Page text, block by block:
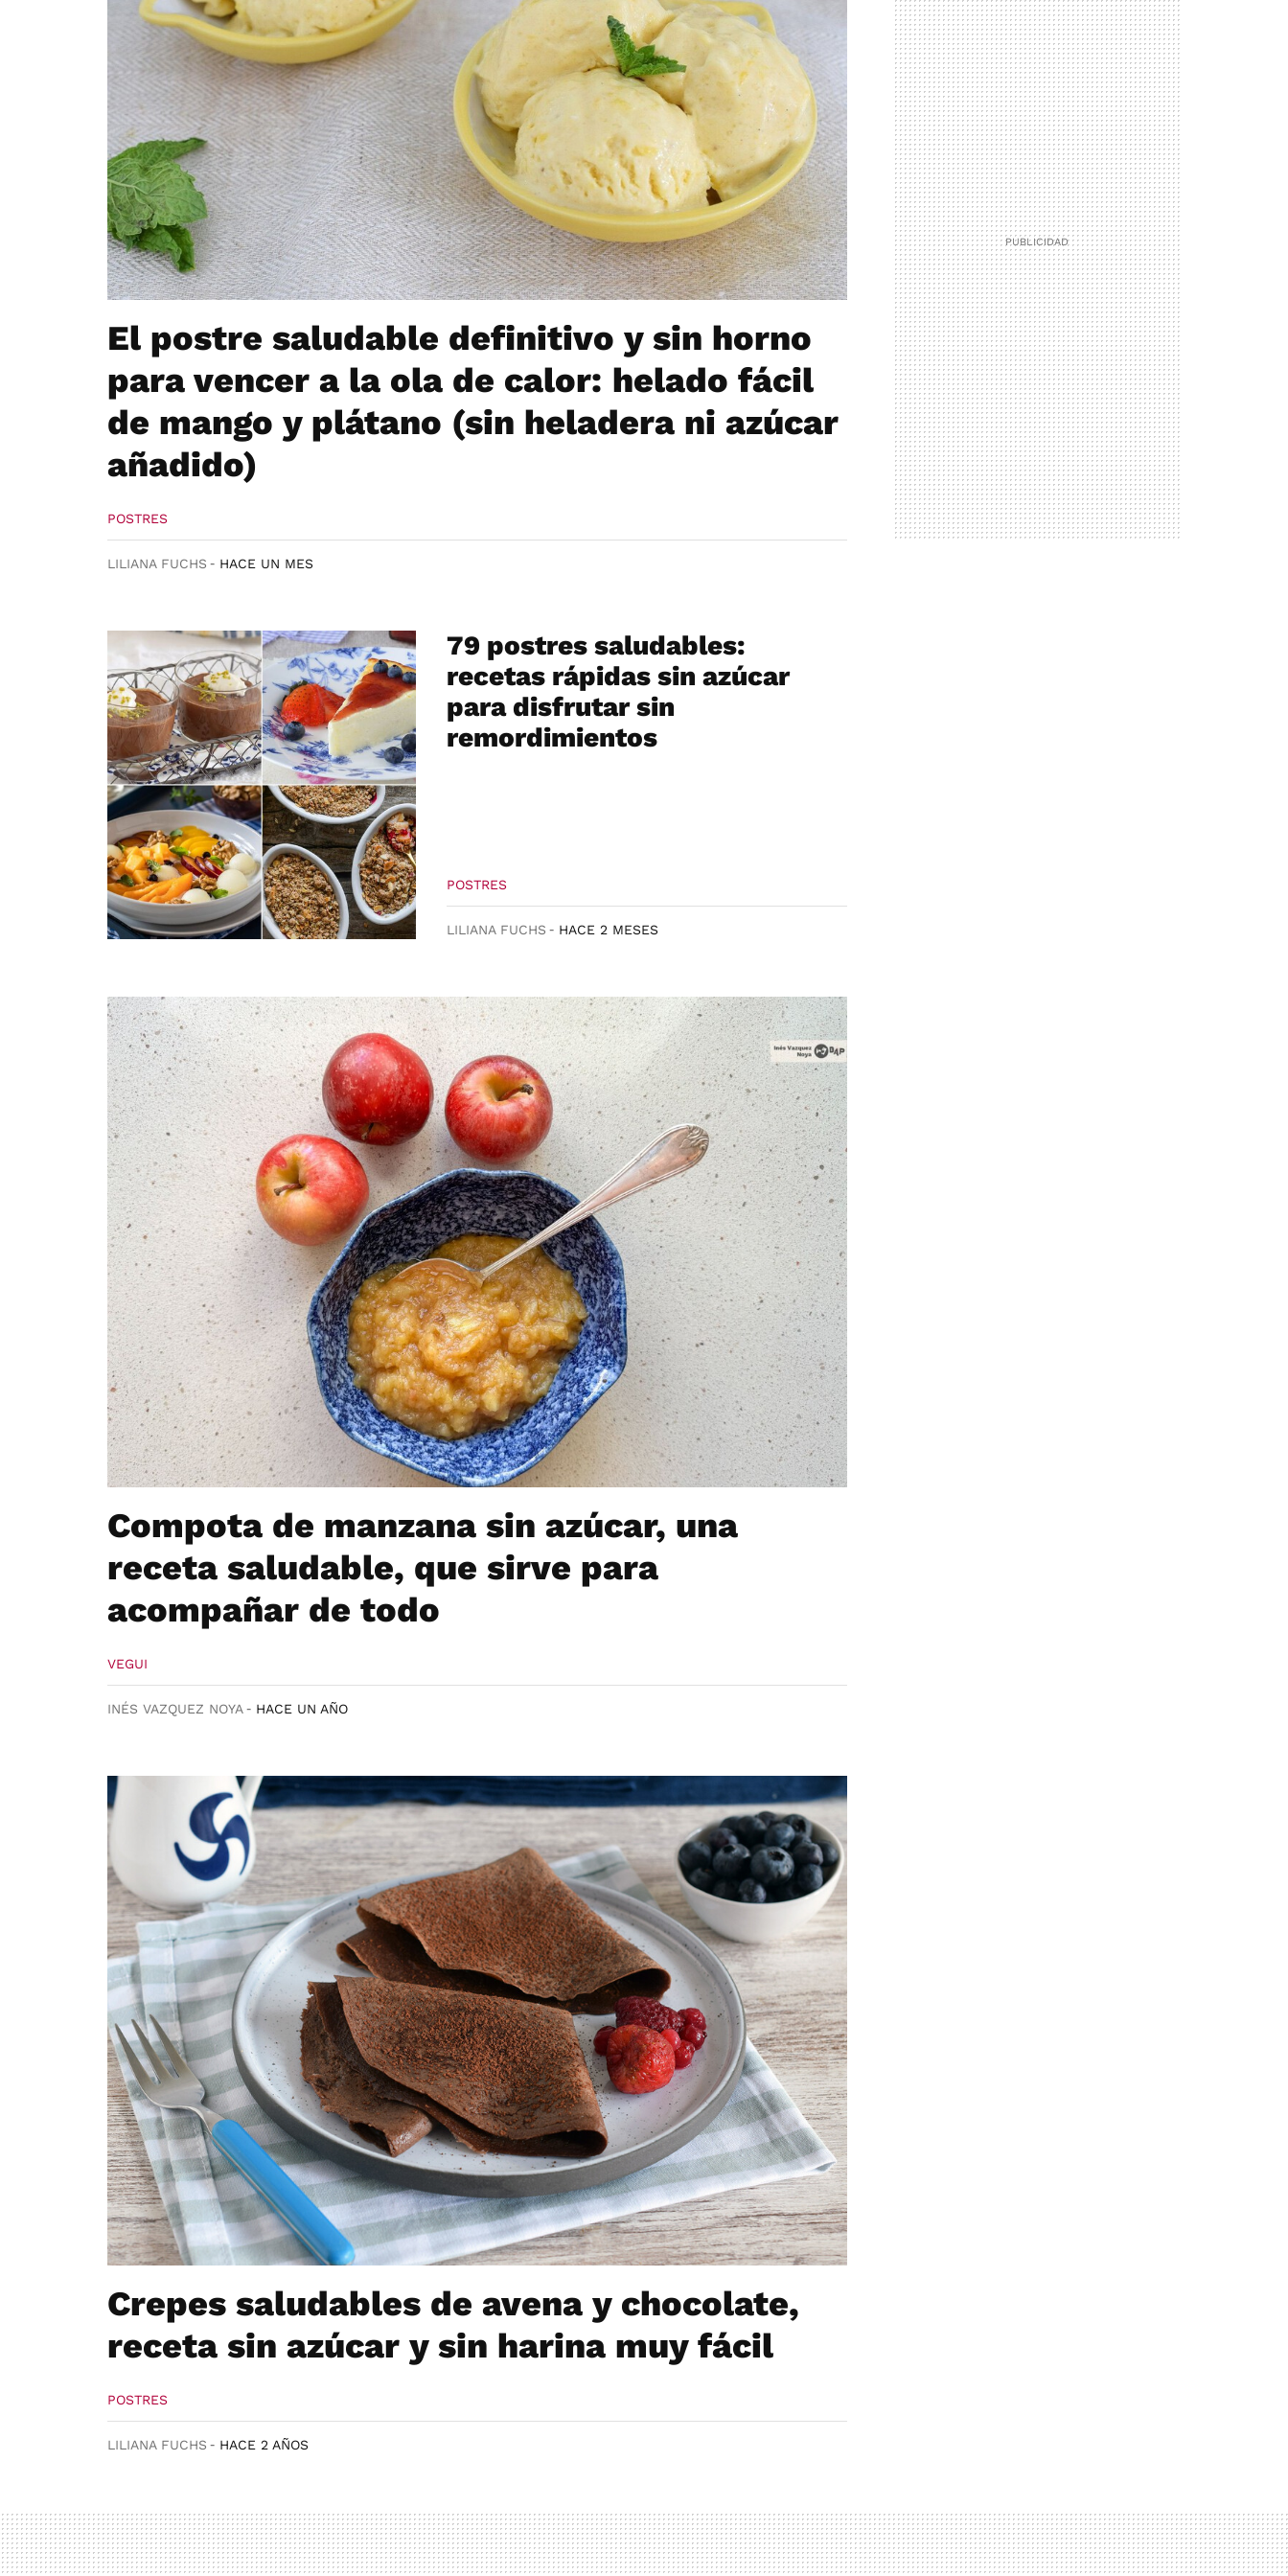
El postre saludable definitivo y sin horno
para vencer a la ola de calor: helado fácil
de mango y plátano (sin heladera ni azúcar
añadido)
POSTRES
LILIANA FUCHS HACE UN MES
79 postres saludables:
recetas rápidas sin azúcar
para disfrutar sin
remordimientos
POSTRES
LILIANA FUCHS HACE 2 MESES
Compota de manzana sin azúcar, una
receta saludable, que sirve para
acompañar de todo
VEGUI
INÉS VAZQUEZ NOYA HACE UN AÑO
Crepes saludables de avena y chocolate,
receta sin azúcar y sin harina muy fácil
POSTRES
LILIANA FUCHS HACE 2 AÑOS